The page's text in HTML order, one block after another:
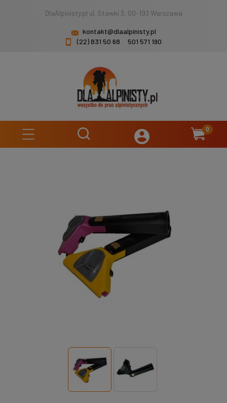
DlaAlpinisty.pl ul. Stawki 3, 00-193 Warszawa
kontakt@dlaalpinisty.pl
(22) 831 50 68
501 571 190